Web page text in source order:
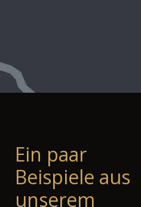
Ein paar
Beispiele aus
unserem